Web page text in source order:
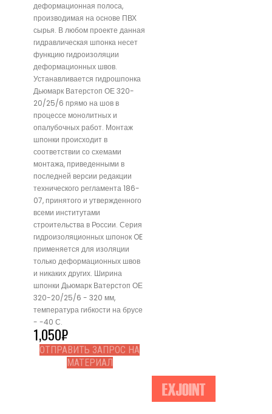
деформационная полоса,
производимая на основе ПВХ
сырья. В любом проекте данная
гидравлическая шпонка несет
функцию гидроизоляции
деформационных швов.
Устанавливается гидрошпонка
Дьюмарк Ватерстоп ОЕ 320-
20/25/6 прямо на шов в
процессе монолитных и
опалубочных работ. Монтаж
шпонки происходит в
соответствии со схемами
монтажа, приведенными в
последней версии редакции
технического регламента 186-
07, принятого и утвержденного
всеми институтами
строительства в России. Серия
гидроизоляционных шпонок OE
применяется для изоляции
только деформационных швов
и никаких других. Ширина
шпонки Дьюмарк Ватерстоп ОЕ
320-20/25/6 - 320 мм,
температура гибкости на брусе
- -40 С.
1,050₽
ОТПРАВИТЬ ЗАПРОС НА
МАТЕРИАЛ